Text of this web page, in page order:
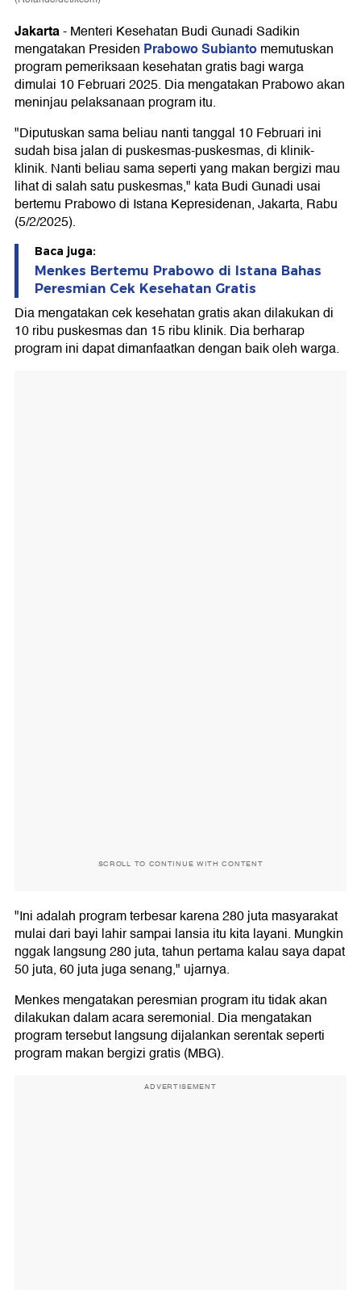
Jakarta-Menteri Kesehatan Budi Gunadi Sadikin
mengatakan Presiden Prabowo Subiantomemutuskan
program pemeriksaan kesehatan gratis bagi warga
dimulai 10 Februari 2025. Dia mengatakan Prabowo akan
meninjau pelaksanaan program itu.
"Diputuskan sama beliau nanti tanggal 10 Februari ini
sudah bisa jalan di puskesmas-puskesmas, di klinik-
klinik. Nanti beliau sama seperti yang makan bergizi mau
lihat di salah satu puskesmas," kata Budi Gunadi usai
bertemu Prabowo di Istana Kepresidenan, Jakarta, Rabu
(5/2/2025).
Baca juga:
Menkes Bertemu Prabowo di Istana Bahas
Peresmian Cek Kesehatan Gratis
Dia mengatakan cek kesehatan gratis akan dilakukan di
10 ribu puskesmas dan 15 ribu klinik. Dia berharap
program ini dapat dimanfaatkan dengan baik oleh warga.
SCROLL TO CONTINUE WITH CONTENT
"Ini adalah program terbesar karena 280 juta masyarakat
mulai dari bayi lahir sampai lansia itu kita layani. Mungkin
nggak langsung 280 juta, tahun pertama kalau saya dapat
50 juta, 60 juta juga senang," ujarnya.
Menkes mengatakan peresmian program itu tidak akan
dilakukan dalam acara seremonial. Dia mengatakan
program tersebut langsung dijalankan serentak seperti
program makan bergizi gratis (MBG).
ADVERTISEMENT